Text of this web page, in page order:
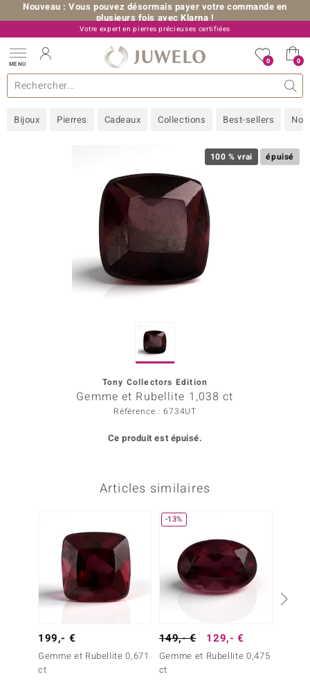
Nouveau : Vous pouvez désormais payer votre commande en
plusieurs fois avec Klarna !
Votre expert en pierres précieuses certifiées
+33 (0) 176 54 10 36
MENU 0 0
Bijoux Pierres Cadeaux Collections Best-sellers
bijoux Design Métal Précieux Taille de bague
précieuses Pierres préférées Pierres précieuses par couleur
collections
de A à Z Généralités Bon à savoir Nos conseils
Ventes-flash Juwelo
100 % vrai épuisé
Tony Collectors Edition
Gemme et Rubellite 1,038 ct
Référence : 6734UT
Ce produit est épuisé.
Articles similaires
199,- €
Gemme et Rubellite 0,671
ct
-13%
149,- € 129,- €
Gemme et Rubellite 0,475
ct